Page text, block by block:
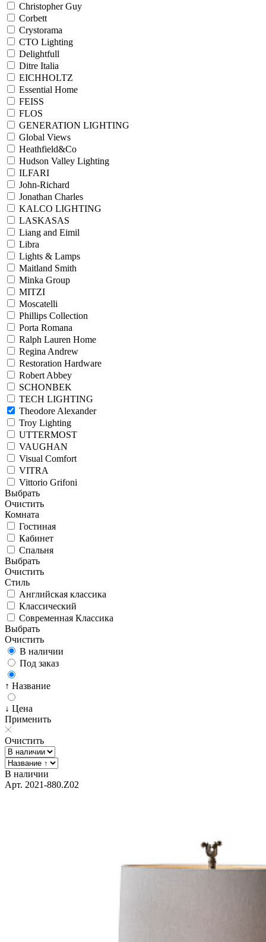
Christopher Guy
Corbett
Crystorama
CTO Lighting
Delightfull
Ditre Italia
EICHHOLTZ
Essential Home
FEISS
FLOS
GENERATION LIGHTING
Global Views
Heathfield&Co
Hudson Valley Lighting
ILFARI
John-Richard
Jonathan Charles
KALCO LIGHTING
LASKASAS
Liang and Eimil
Libra
Lights & Lamps
Maitland Smith
Minka Group
MITZI
Moscatelli
Phillips Collection
Porta Romana
Ralph Lauren Home
Regina Andrew
Restoration Hardware
Robert Abbey
SCHONBEK
TECH LIGHTING
Theodore Alexander
Troy Lighting
UTTERMOST
VAUGHAN
Visual Comfort
VITRA
Vittorio Grifoni
Выбрать
Очистить
Комната
Гостиная
Кабинет
Спальня
Выбрать
Очистить
Стиль
Английская классика
Классический
Современная Классика
Выбрать
Очистить
В наличии
Под заказ
↑ Название
↓ Цена
Применить
Очистить
В наличии
Арт. 2021-880.Z02